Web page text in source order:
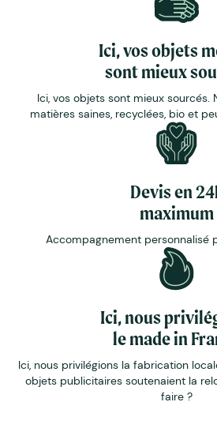
Ici, vos objets
sont mieux
Ici, vos objets sont mieux sourcés.
matières saines, recyclées, bio et
Devis en
maximum
Accompagnement personnalisé
Ici, nous
le made in
Ici, nous privilégions la fabrication
objets publicitaires soutenaient la
faire ?